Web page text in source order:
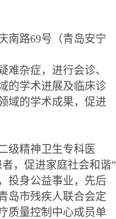
南路69号（青岛安宁
难杂症，进行会诊、
的学术进展及临床诊
域的学术成果，促进
精神卫生专科医
，促进家庭社会和谐”
投身公益事业，先后
岛市残疾人联合会定
质量控制中心成员单